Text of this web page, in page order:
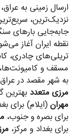
ارسال زمینی به
نزدیک‌ترین،
جابه‌جایی بارهای
نقطه ایران آغاز
تریلی‌های چادری،
مسقف و
به شهر مقصد در عراق
مرزی متعدد بهترین
مهران(ایلام) برای
برای بصره و جنوب،
برای بغداد و مرکز،